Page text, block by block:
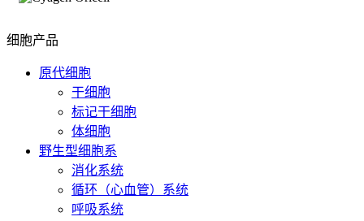
细胞产品
原代细胞
干细胞
标记干细胞
体细胞
野生型细胞系
消化系统
循环（心血管）系统
呼吸系统